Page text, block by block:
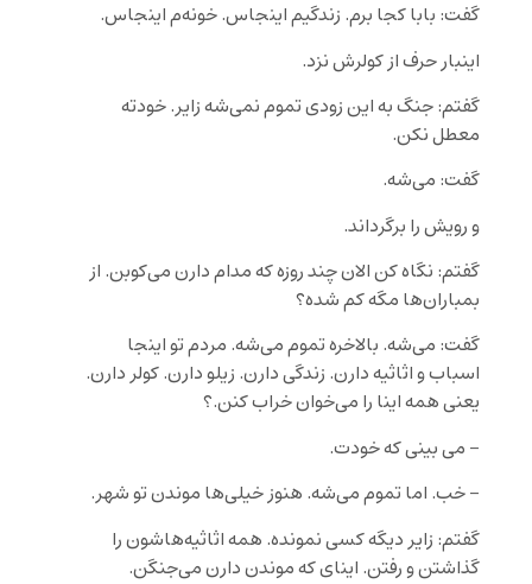
گفت: بابا کجا برم. زندگیم اینجاس. خونه‌م اینجاس.
اینبار حرف از کولرش نزد.
گفتم: جنگ به این زودی تموم نمی‌شه زایر. خودته
معطل نکن.
گفت: می‌شه.
و رویش را برگرداند.
گفتم: نگاه کن الان چند روزه که مدام دارن می‌کوبن. از
بمباران‌ها مگه کم شده؟
گفت: می‌شه. بالاخره تموم می‌شه. مردم تو اینجا
اسباب و اثاثیه دارن. زندگی دارن. زیلو دارن. کولر دارن.
یعنی همه اینا را می‌خوان خراب کنن.؟
– می بینی که خودت.
– خب. اما تموم می‌شه. هنوز خیلی‌ها موندن تو شهر.
گفتم: زایر دیگه کسی نمونده. همه اثاثیه‌هاشون را
گذاشتن و رفتن. اینای که موندن دارن می‌جنگن.